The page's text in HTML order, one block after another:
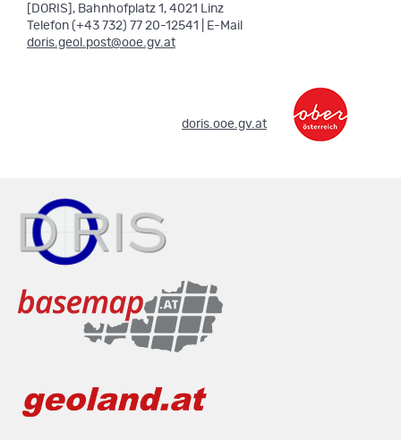
[DORIS], Bahnhofplatz 1, 4021 Linz
Telefon (+43 732) 77 20-12541 | E-Mail
doris.geol.post@ooe.gv.at
doris.ooe.gv.at.